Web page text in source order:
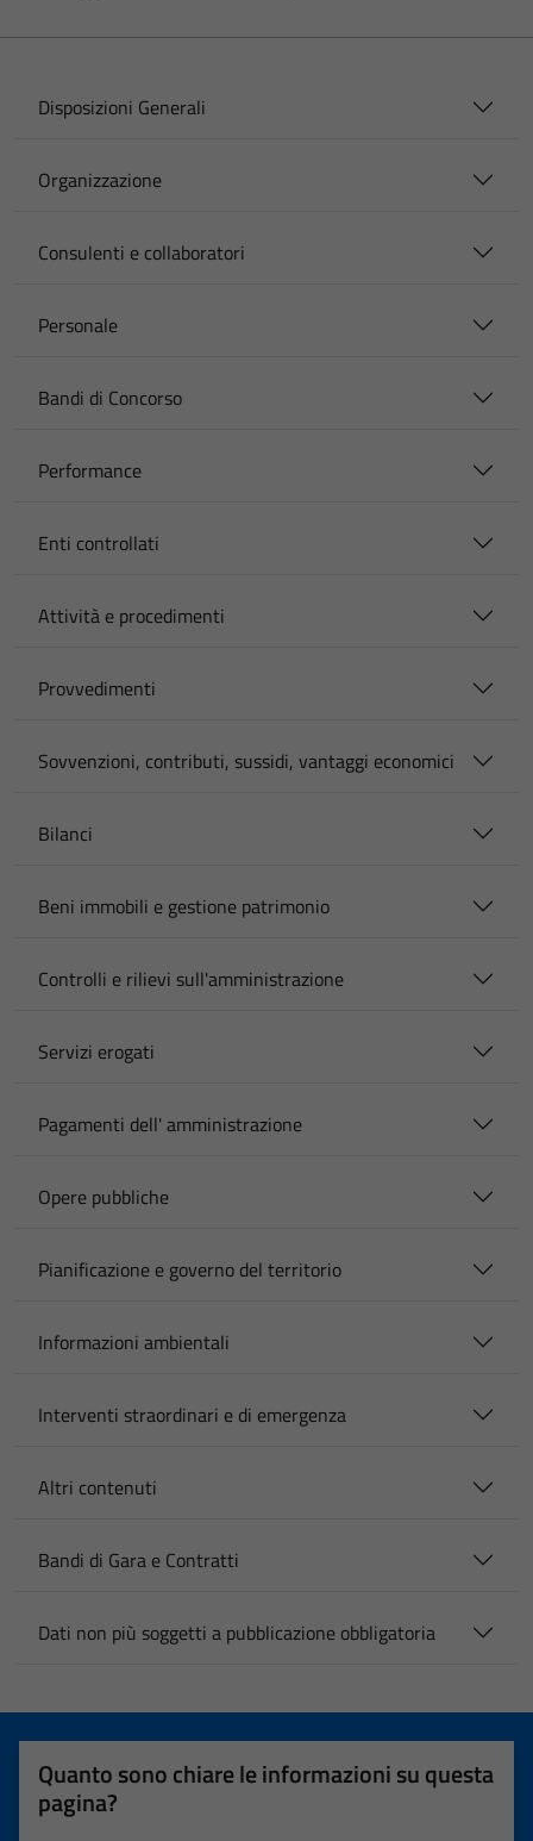
Disposizioni Generali
Organizzazione
Consulenti e collaboratori
Personale
Bandi di Concorso
Performance
Enti controllati
Attività e procedimenti
Provvedimenti
Sovvenzioni, contributi, sussidi, vantaggi economici
Bilanci
Beni immobili e gestione patrimonio
Controlli e rilievi sull'amministrazione
Servizi erogati
Pagamenti dell' amministrazione
Opere pubbliche
Pianificazione e governo del territorio
Informazioni ambientali
Interventi straordinari e di emergenza
Altri contenuti
Bandi di Gara e Contratti
Dati non più soggetti a pubblicazione obbligatoria
Quanto sono chiare le informazioni su questa
pagina?